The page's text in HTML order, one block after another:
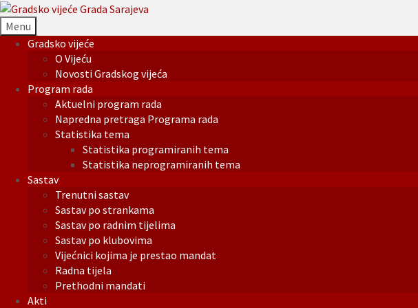
Menu
Gradsko vijeće
O Vijeću
Novosti Gradskog vijeća
Program rada
Aktuelni program rada
Napredna pretraga Programa rada
Statistika tema
Statistika programiranih tema
Statistika neprogramiranih tema
Sastav
Trenutni sastav
Sastav po strankama
Sastav po radnim tijelima
Sastav po klubovima
Vijećnici kojima je prestao mandat
Radna tijela
Prethodni mandati
Akti